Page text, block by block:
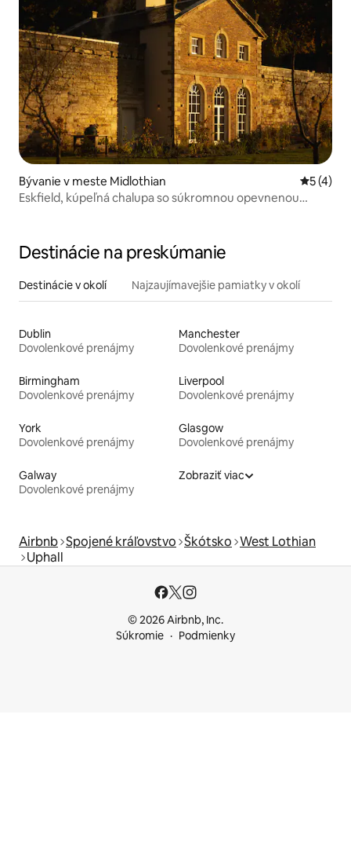
Bývanie v meste Midlothian
5 (4)
Eskfield, kúpeľná chalupa so súkromnou opevnenou
Destinácie na preskúmanie
Destinácie v okolí Najzaujímavejšie pamiatky v okolí
Dublin
Dovolenkové prenájmy
Manchester
Dovolenkové prenájmy
Birmingham
Dovolenkové prenájmy
Liverpool
Dovolenkové prenájmy
York
Dovolenkové prenájmy
Glasgow
Dovolenkové prenájmy
Galway
Dovolenkové prenájmy
Zobraziť viac
Airbnb Spojené kráľovstvo Škótsko West Lothian
Uphall
© 2026 Airbnb, Inc.
Súkromie
Podmienky